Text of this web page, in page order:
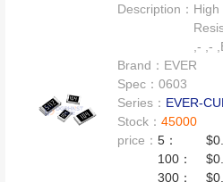
Description： High
,- ,-
Brand： EVER
Spec：0603
Series： EVER-
Stock：45000
price：5：
100：
300：